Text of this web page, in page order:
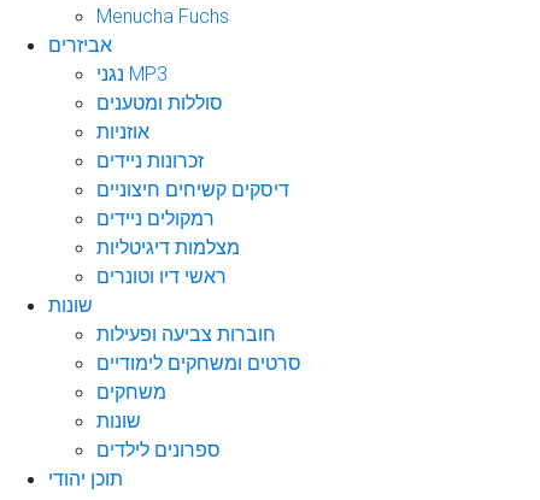
Menucha Fuchs
אביזרים
נגני MP3
סוללות ומטענים
אוזניות
זכרונות ניידים
דיסקים קשיחים חיצוניים
רמקולים ניידים
מצלמות דיגיטליות
ראשי דיו וטונרים
שונות
חוברות צביעה ופעילות
סרטים ומשחקים לימודיים
משחקים
שונות
ספרונים לילדים
תוכן יהודי